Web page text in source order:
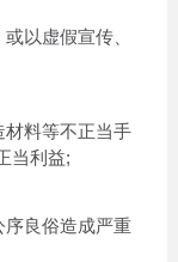
以虚假宣传、
料等不正当手
当利益;
良俗造成严重